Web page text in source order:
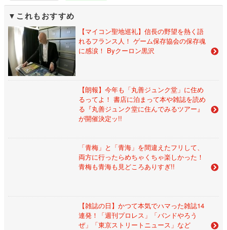
これもおすすめ
【マイコン聖地巡礼】信長の野望を熱く語
れるフランス人！ ゲーム保存協会の保存魂
に感涙！ Byクーロン黒沢
【朗報】今年も「丸善ジュンク堂」に住め
るってよ！ 書店に泊まって本や雑誌を読め
る『丸善ジュンク堂に住んでみるツアー』
が開催決定ッ!!
「青梅」と「青海」を間違えたフリして、
両方に行ったらめちゃくちゃ楽しかった！
青梅も青海も見どころありすぎ!!
【雑誌の日】かつて本気でハマった雑誌14
連発！「週刊プロレス」「バンドやろう
ぜ」「東京ストリートニュース」など